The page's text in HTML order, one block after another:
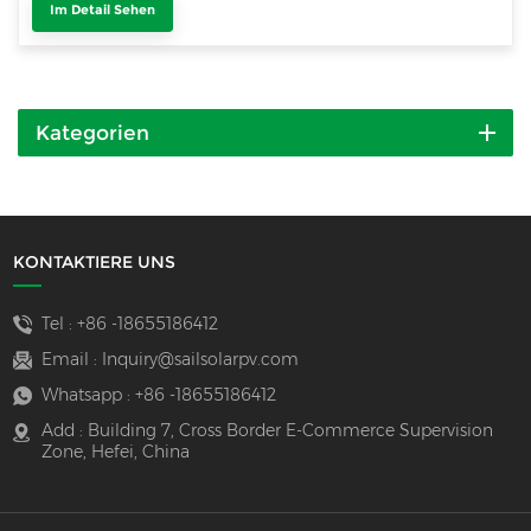
Im Detail Sehen
Kategorien
KONTAKTIERE UNS
Tel : +86 -18655186412
Email :
Inquiry@sailsolarpv.com
Whatsapp : +86 -18655186412
Add : Building 7, Cross Border E-Commerce Supervision
Zone, Hefei, China